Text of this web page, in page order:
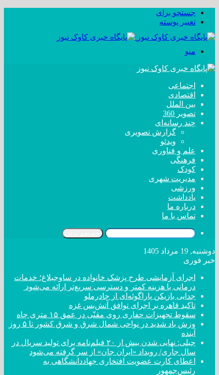
جستجو برای
تغییر پوسته
منو
اجتماعی
اقتصادی
بین الملل
تصویر 360
چند رسانه‌ای
گزارش تصویری
ویدئو
علم و فناوری
فرهنگی
کودک
مدیریت شهری
ورزشی
یادداشت
درباره ما
تماس با ما
دوشنبه, 19 مرداد 1405
خبر فوری
اجرای آزمایشی طرح پزشک خانواده در ساوجبلاغ؛ خدمات
درمانی با هزینه کمتر و دسترسی سریع‌تر ارائه می‌شود
جدایی بازیکن پاراگوئه‌ای از چادرملو
تاکید قاهره بر اجرای توافق آتش‌بس غزه
سقوط تجهیزات حفاری روی مقنّی در عمق ۱۵ متری چاه
وزش باد شدید در نواحی شمال شرق و شرق کشور تا ۵ روز
آینده
جبلی: نهایی شدن بیش از ۲۰ فیلم‌نامه برای تولید سریال در
سال جاری/ رویداد «ایران جان» از سر گرفته می‌شود
اعطای کارت عضویت افتخاری جهاددانشگاهی به
رئیس‌جمهور